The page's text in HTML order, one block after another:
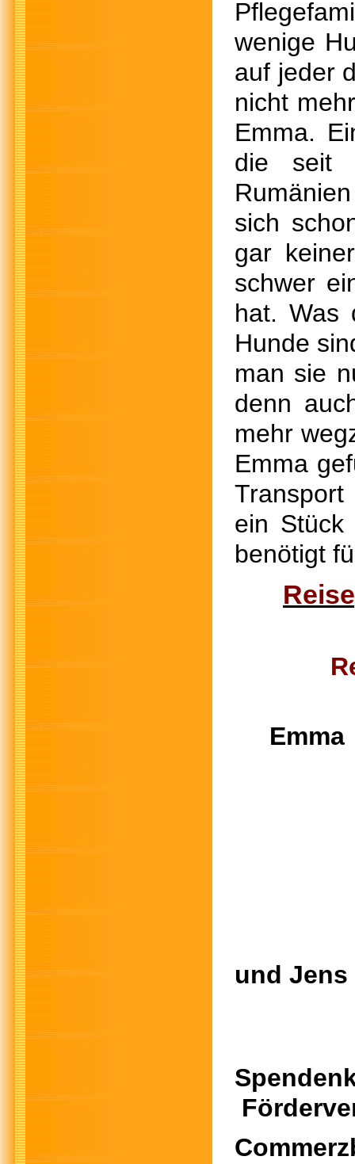
wenige
auf jeder
nicht
Emma.
die seit
sich
gar
schwer
hat. Was
Hunde
man sie
denn
mehr
Emma
Transport
ein
benötigt
und Jens